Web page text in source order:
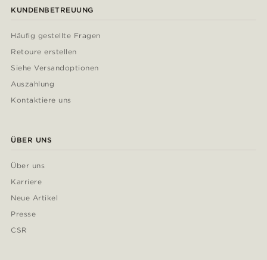
KUNDENBETREUUNG
Häufig gestellte Fragen
Retoure erstellen
Siehe Versandoptionen
Auszahlung
Kontaktiere uns
ÜBER UNS
Über uns
Karriere
Neue Artikel
Presse
CSR